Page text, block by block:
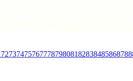
7273747576777879808182838485868788